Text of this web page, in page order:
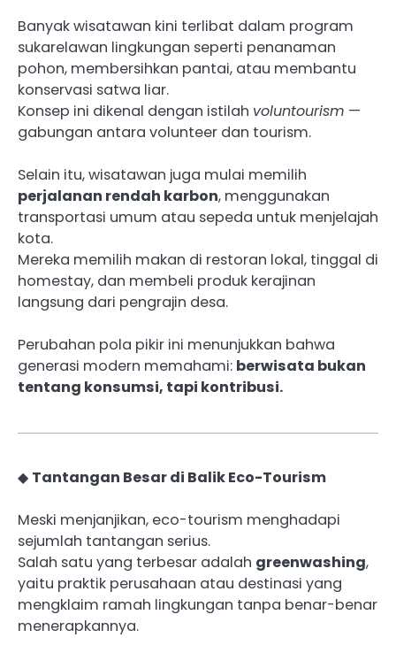
Banyak wisatawan kini terlibat dalam program
sukarelawan lingkungan seperti penanaman
pohon, membersihkan pantai, atau membantu
konservasi satwa liar.
Konsep ini dikenal dengan istilah voluntourism —
gabungan antara volunteer dan tourism.
Selain itu, wisatawan juga mulai memilih
perjalanan rendah karbon, menggunakan
transportasi umum atau sepeda untuk menjelajah
kota.
Mereka memilih makan di restoran lokal, tinggal di
homestay, dan membeli produk kerajinan
langsung dari pengrajin desa.
Perubahan pola pikir ini menunjukkan bahwa
generasi modern memahami: berwisata bukan
tentang konsumsi, tapi kontribusi.
◆ Tantangan Besar di Balik Eco-Tourism
Meski menjanjikan, eco-tourism menghadapi
sejumlah tantangan serius.
Salah satu yang terbesar adalah greenwashing,
yaitu praktik perusahaan atau destinasi yang
mengklaim ramah lingkungan tanpa benar-benar
menerapkannya.